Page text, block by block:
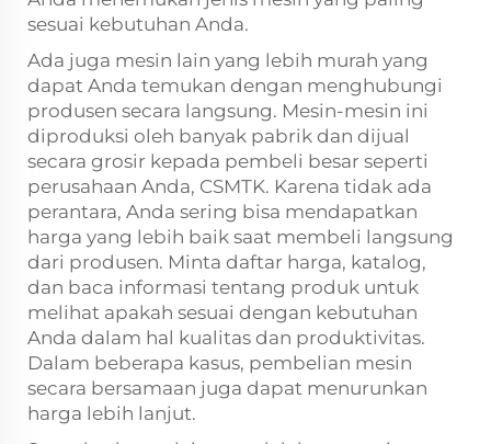
sesuai kebutuhan Anda.
Ada juga mesin lain yang lebih murah yang
dapat Anda temukan dengan menghubungi
produsen secara langsung. Mesin-mesin ini
diproduksi oleh banyak pabrik dan dijual
secara grosir kepada pembeli besar seperti
perusahaan Anda, CSMTK. Karena tidak ada
perantara, Anda sering bisa mendapatkan
harga yang lebih baik saat membeli langsung
dari produsen. Minta daftar harga, katalog,
dan baca informasi tentang produk untuk
melihat apakah sesuai dengan kebutuhan
Anda dalam hal kualitas dan produktivitas.
Dalam beberapa kasus, pembelian mesin
secara bersamaan juga dapat menurunkan
harga lebih lanjut.